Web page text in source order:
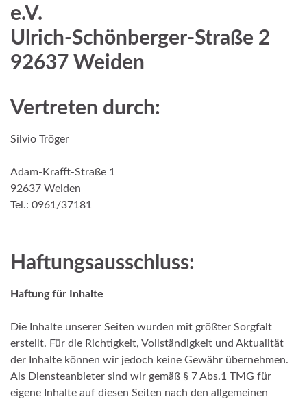
e.V.
Ulrich-Schönberger-Straße 2
92637 Weiden
Vertreten durch:
Silvio Tröger
Adam-Krafft-Straße 1
92637 Weiden
Tel.: 0961/37181
Haftungsausschluss:
Haftung für Inhalte
Die Inhalte unserer Seiten wurden mit größter Sorgfalt
erstellt. Für die Richtigkeit, Vollständigkeit und Aktualität
der Inhalte können wir jedoch keine Gewähr übernehmen.
Als Diensteanbieter sind wir gemäß § 7 Abs.1 TMG für
eigene Inhalte auf diesen Seiten nach den allgemeinen